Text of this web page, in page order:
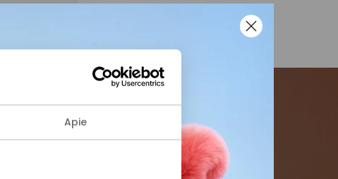
Apie
informaciją iš